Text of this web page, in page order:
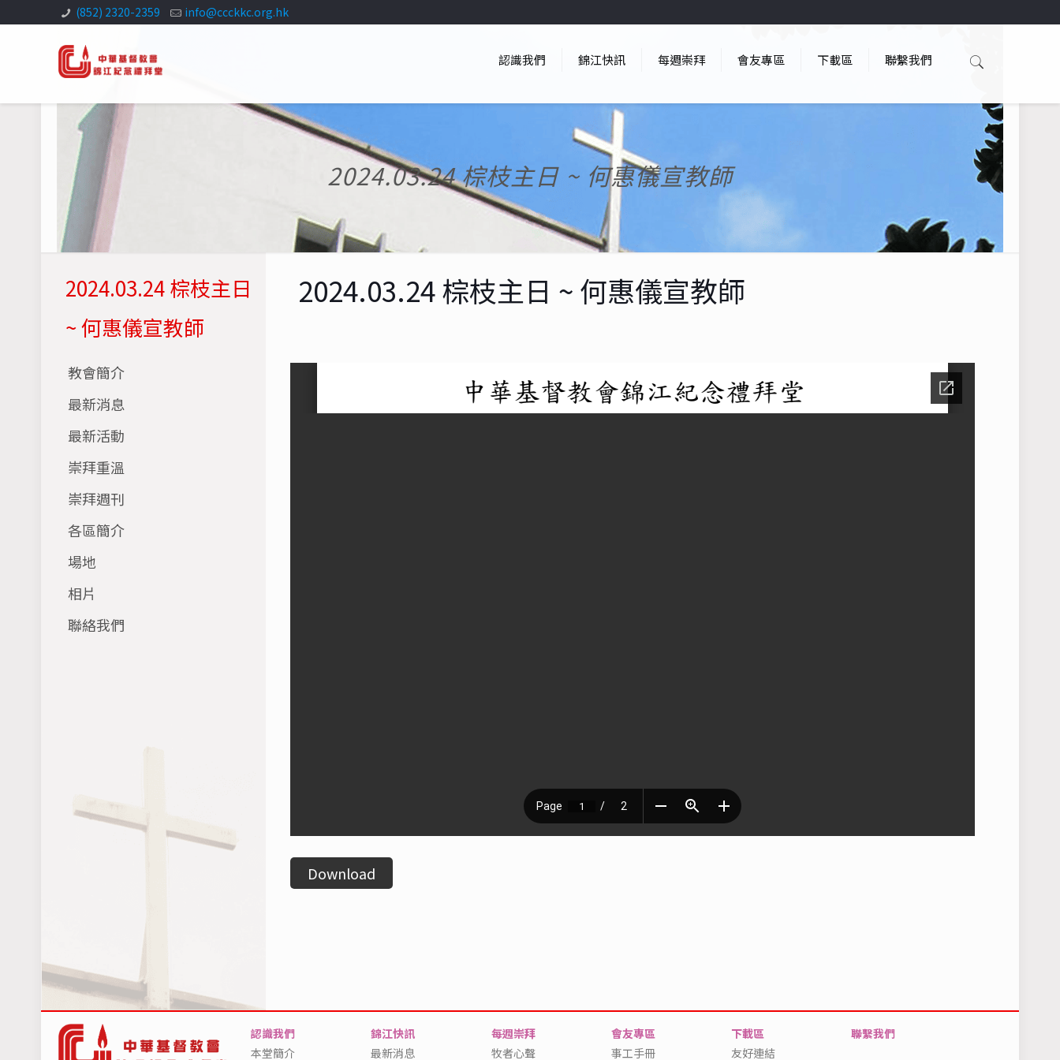
(852) 2320-2359 info@ccckkc.org.hk
認識我們 錦江快訊 每週崇拜 會友專區 下載區 聯繫我們
2024.03.24 棕枝主日 ~ 何惠儀宣教師
2024.03.24 棕枝主日
~ 何惠儀宣教師
教會簡介
最新消息
最新活動
崇拜重溫
崇拜週刊
各區簡介
場地
相片
聯絡我們
2024.03.24 棕枝主日 ~ 何惠儀宣教師
Download
認識我們
本堂簡介
錦江快訊
最新消息
每週崇拜
牧者心聲
會友專區
事工手冊
下載區
友好連結
聯繫我們